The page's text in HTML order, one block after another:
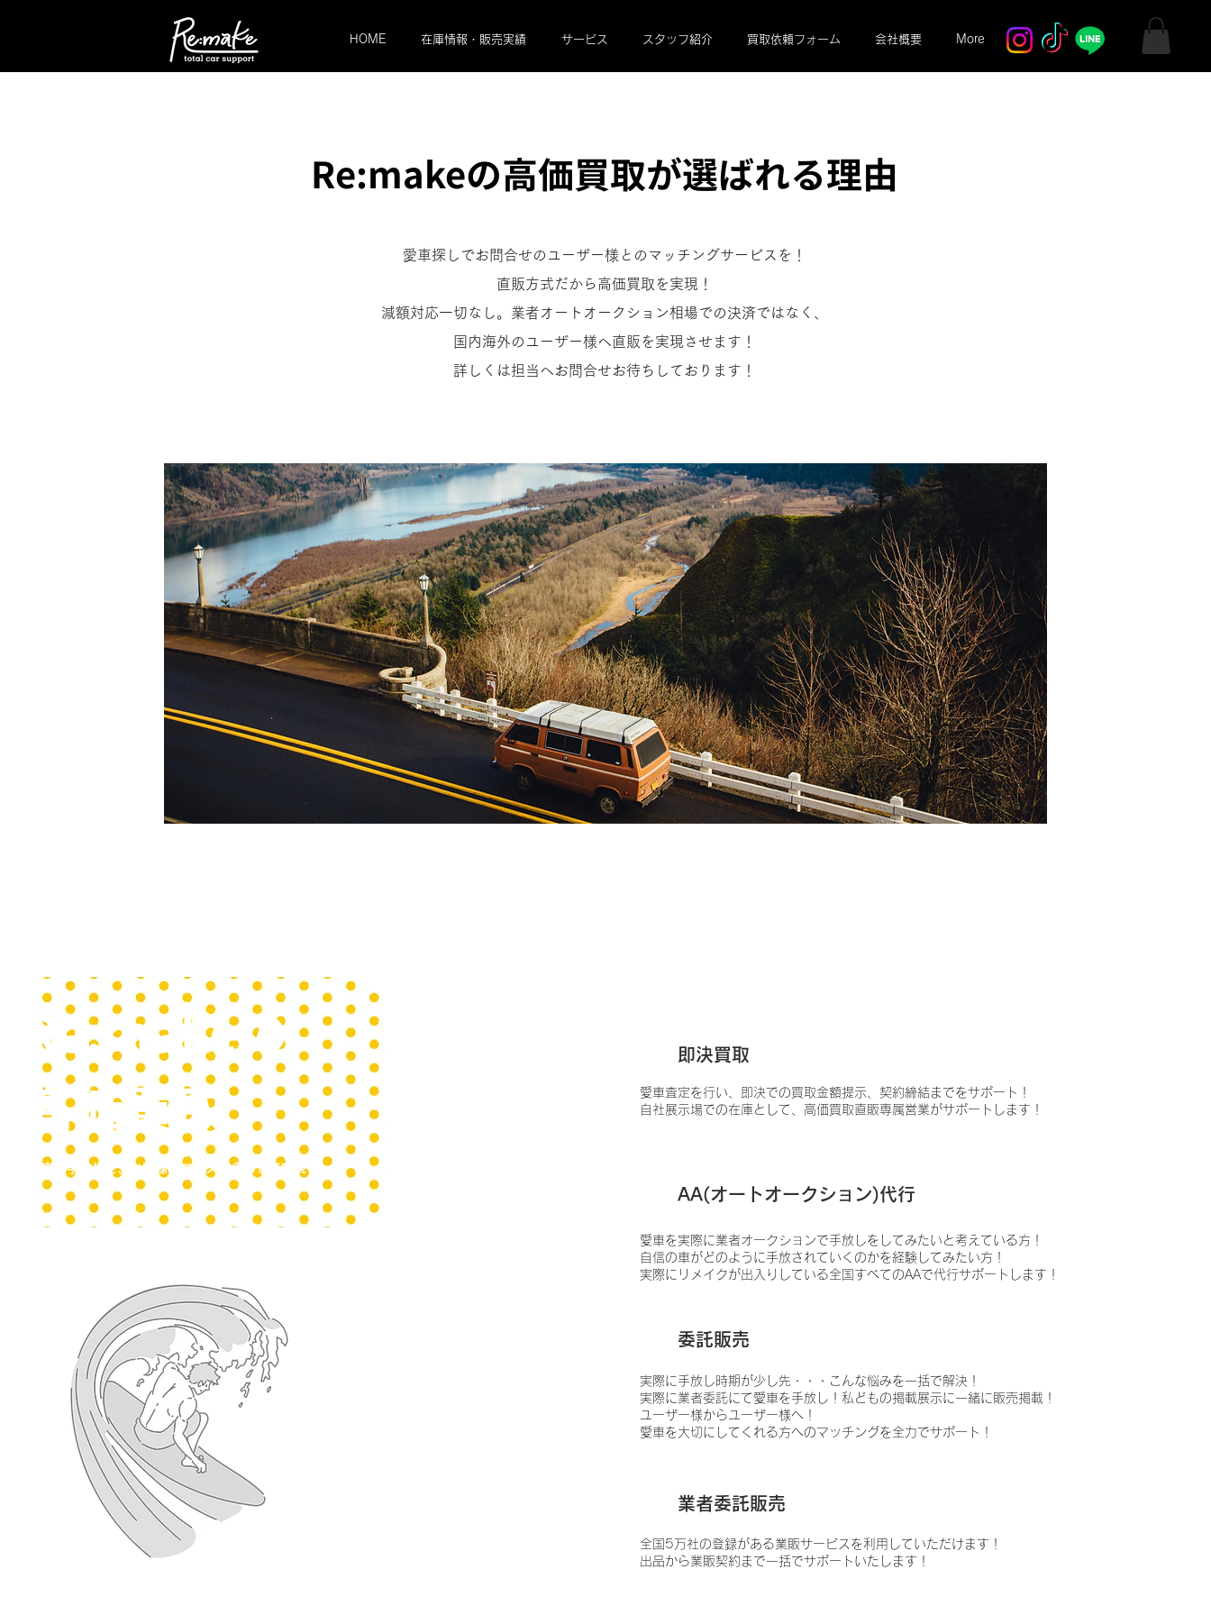
HOME 在庫情報・販売実績 サービス スタッフ紹介 買取依頼フォーム 会社概要 More
Re:makeの高価買取が選ばれる理由
愛車探しでお問合せのユーザー様とのマッチングサービスを！
直販方式だから高価買取を実現！
減額対応一切なし。業者オートオークション相場での決済ではなく、
国内海外のユーザー様へ直販を実現させます！
詳しくは担当へお問合せお待ちしております！
Re:makeの
高価買取
愛車の手放しを、お客様のニーズに合わせて実現！
即決買取
愛車査定を行い、即決での買取金額提示、契約締結までをサポート！
自社展示場での在庫として、高価買取直販専属営業がサポートします！
AA(オートオークション)代行
愛車を実際に業者オークションで手放しをしてみたいと考えている方！
自信の車がどのように手放されていくのかを経験してみたい方！
実際にリメイクが出入りしている全国すべてのAAで代行サポートします！
委託販売
実際に手放し時期が少し先・・・こんな悩みを一括で解決！
実際に業者委託にて愛車を手放し！私どもの掲載展示に一緒に販売掲載！
ユーザー様からユーザー様へ！
愛車を大切にしてくれる方へのマッチングを全力でサポート！
業者委託販売
​全国5万社の登録がある業販サービスを利用していただけます！
出品から業販契約まで一括でサポートいたします！